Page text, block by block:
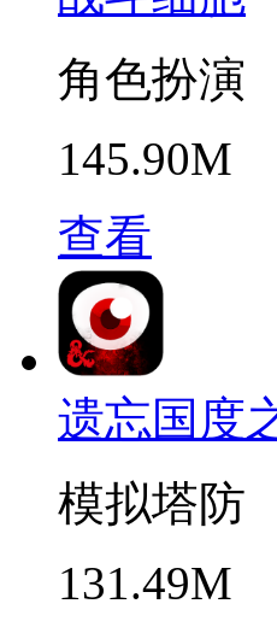
角色扮演
145.90M
查看
遗忘国度
模拟塔防
131.49M